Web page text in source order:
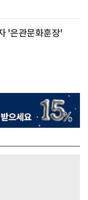
'은관문화훈장'